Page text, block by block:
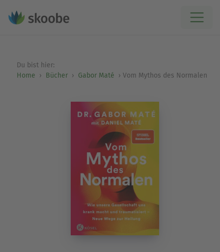
Du bist hier:
Home
Bücher Gabor Maté Vom Mythos des Normalen